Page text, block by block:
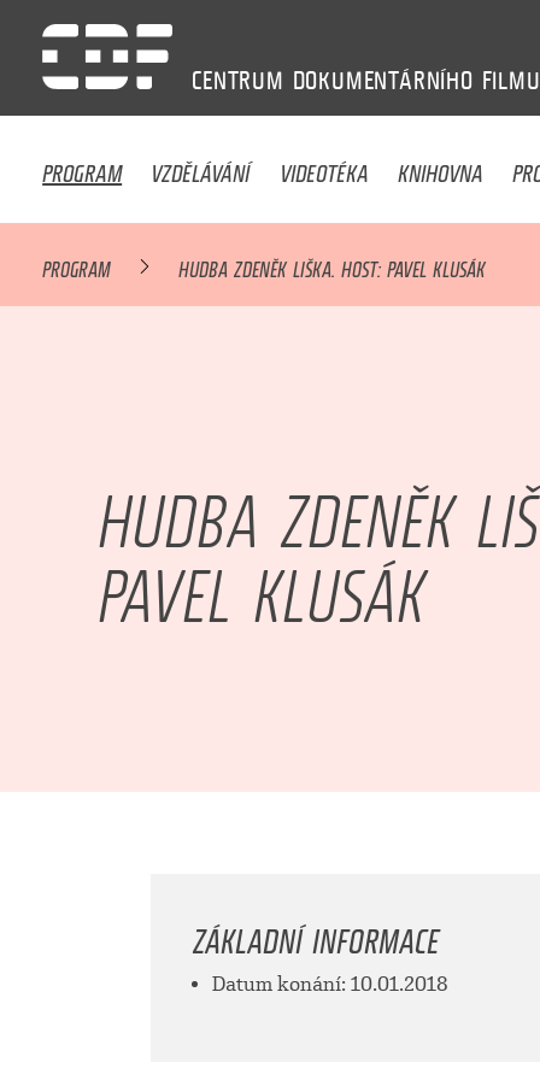
CENTRUM DOKUMENTÁRNÍHO FILMU
PROGRAM VZDĚLÁVÁNÍ VIDEOTÉKA KNIHOVNA
PROGRAM HUDBA ZDENĚK LIŠKA. HOST: PAVEL KLUSÁK
HUDBA ZDENĚK
PAVEL KLUSÁK
ZÁKLADNÍ INFORMACE
Datum konání: 10.01.2018